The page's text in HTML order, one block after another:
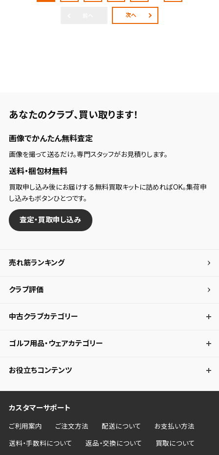
次へ
あなたのクラブ、 買い取ります！
画像でかんたん無料査定
画像を撮って送るだけ。専門スタッフがお見積りします。
送料・梱包材無料
買取申し込み後にお届けする無料買取キットに詰めればOK。集荷申
し込みもボタンひとつです。
査定・買取申し込み
売れ筋ランキング
クラブ評価
中古クラブカテゴリー
ゴルフ用品・ウェアカテゴリー
お役立ちコンテンツ
カスタマーサポート
ご利用案内 ご注文方法 配送について お支払い方法
送料・手数料について 返品・交換について 買取について